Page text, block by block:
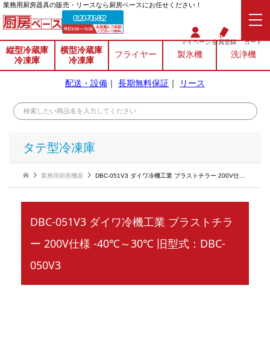
業務⽤厨房器具の販売・リースなら厨房ベースにお任せください！
0120-706-862
マイページ会員登録 カート
縦型冷蔵庫
冷凍庫
横型冷蔵庫
冷凍庫
フライヤー 製氷機 洗浄機
配送・設備 ｜ 長期無料保証 ｜ リース
タテ型冷凍庫
業務用厨房機器 DBC-051V3 ダイワ冷機工業 ブラストチラー 200V仕様 -40℃～30℃ 旧型式：DBC-050V3
DBC-051V3 ダイワ冷機工業 ブラストチラ
ー 200V仕様 -40℃～30℃ 旧型式：DBC-
050V3